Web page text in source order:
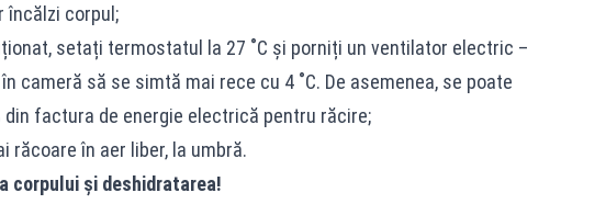
încălzi corpul;
setați termostatul la 27 ˚C și porniți un ventilator electric –
cameră să se simtă mai rece cu 4 ˚C. De asemenea, se poate
din factura de energie electrică pentru răcire;
răcoare în aer liber, la umbră.
corpului și deshidratarea!